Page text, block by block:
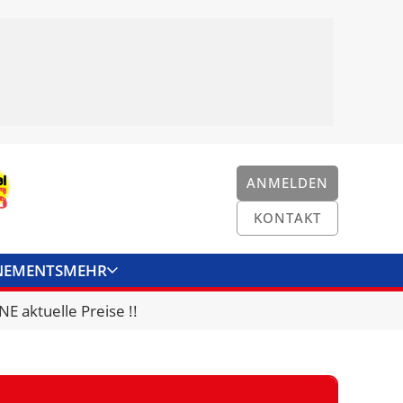
ANMELDEN
KONTAKT
MEHR
KONTAKT
aktuelle Preise !!